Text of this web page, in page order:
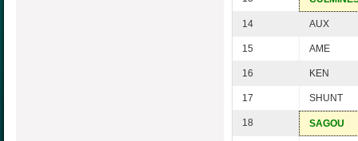
14 AUX
15 AME
16 KEN
17 SHUNT
18 SAGOU